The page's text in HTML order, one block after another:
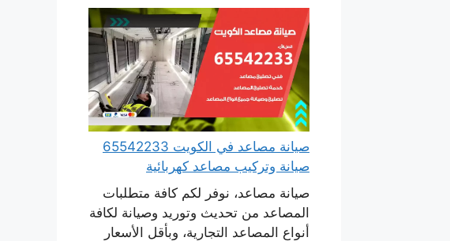
صيانة مصاعد في الكويت 65542233
صيانة وتركيب مصاعد كهربائية
صيانة مصاعد، نوفر لكم كافة متطلبات
المصاعد من تحديث وتوريد وصيانة لكافة
أنواع المصاعد التجارية، وبأقل الأسعار